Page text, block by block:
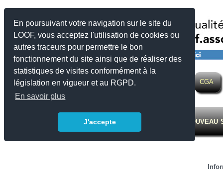
En poursuivant votre navigation sur le site du
LOOF, vous acceptez l'utilisation de cookies ou
autres traceurs pour permettre le bon
fonctionnement du site ainsi que de réaliser des
statistiques de visites conformément à la
législation en vigueur et au RGPD.
En savoir plus
J'accepte
LOOF Actualité Eleveurs Expositions CGA